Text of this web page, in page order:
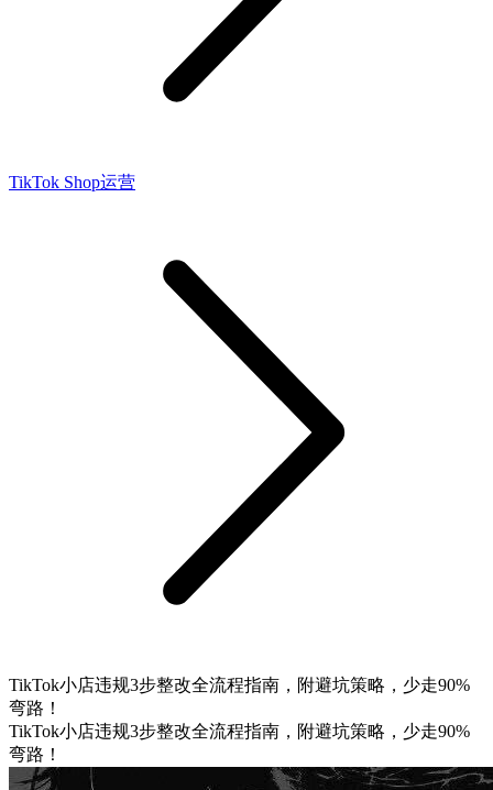
TikTok Shop运营
TikTok小店违规3步整改全流程指南，附避坑策略，少走90%
弯路！
TikTok小店违规3步整改全流程指南，附避坑策略，少走90%
弯路！